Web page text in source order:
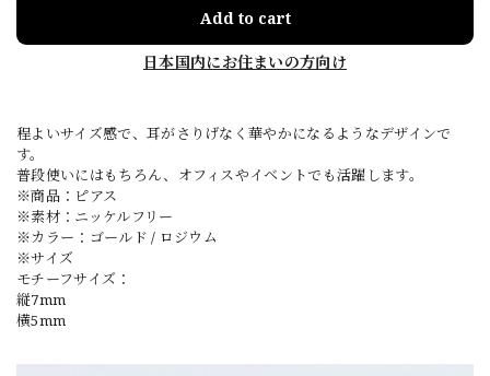
Add to cart
日本国内にお住まいの方向け
程よいサイズ感で、耳がさりげなく華やかになるようなデザインで
す。
普段使いにはもちろん、オフィスやイベントでも活躍します。
※商品：ピアス
※素材：ニッケルフリー
※カラー：ゴールド / ロジウム
※サイズ
モチーフサイズ：
縦7mm
横5mm